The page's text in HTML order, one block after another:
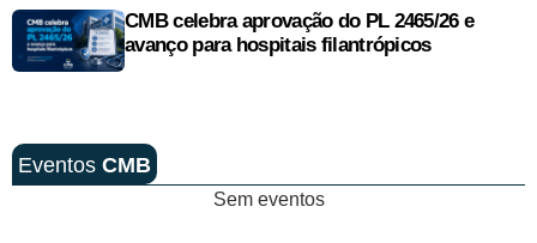
CMB celebra aprovação do PL 2465/26 e
avanço para hospitais filantrópicos
Eventos CMB
Sem eventos